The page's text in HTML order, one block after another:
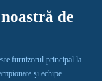
de
furnizorul principal la
și echipe